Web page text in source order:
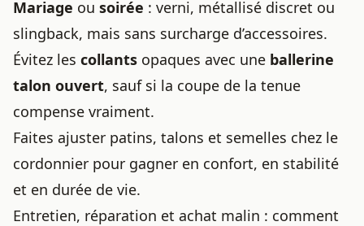
Mariage ou soirée : verni, métallisé discret ou
slingback, mais sans surcharge d’accessoires.
Évitez les collants opaques avec une ballerine
talon ouvert, sauf si la coupe de la tenue
compense vraiment.
Faites ajuster patins, talons et semelles chez le
cordonnier pour gagner en confort, en stabilité
et en durée de vie.
Entretien, réparation et achat malin : comment